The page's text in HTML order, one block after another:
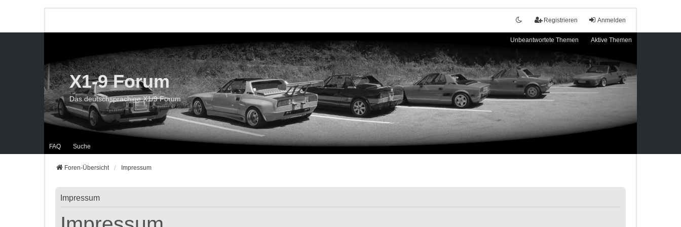
Anmelden
Registrieren
Unbeantwortete Themen Aktive Themen
FAQ Suche
X1-9 Forum
Das deutschsprachige X1/9 Forum
Foren-Übersicht Impressum
Impressum